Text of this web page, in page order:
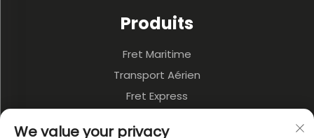
Produits
Fret Maritime
Transport Aérien
Fret Express
We value your privacy